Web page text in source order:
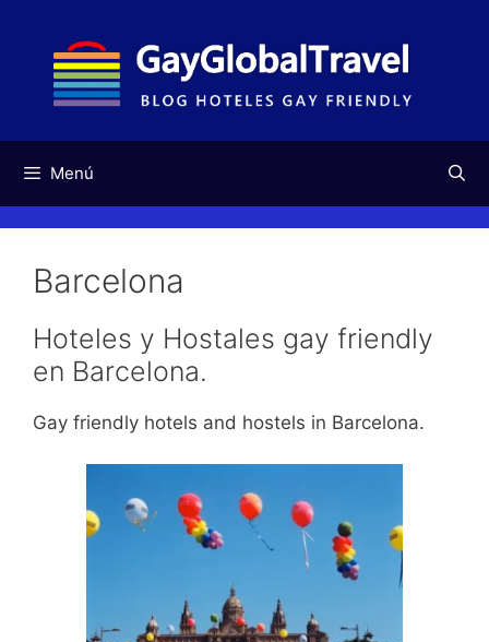
contenido
Menú
Barcelona
Hoteles y Hostales gay friendly
en Barcelona.
Gay friendly hotels and hostels in Barcelona.